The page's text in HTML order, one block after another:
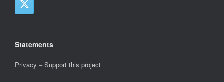
Statements
Privacy –Support this project